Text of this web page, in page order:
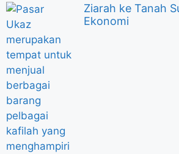
Ziarah ke Tanah
Ekonomi